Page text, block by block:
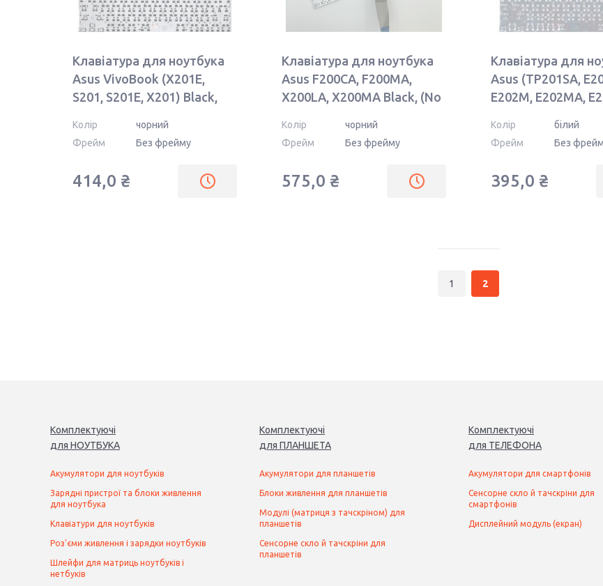
Клавіатура для ноутбука
Asus VivoBook (X201E,
S201, S201E, X201) Black,
Колір
чорний
Фрейм
Без фрейму
414,0 ₴
Клавіатура для ноутбука
Asus F200CA, F200MA,
X200LA, X200MA Black, (No
(горизонтальний ентер)
Колір
чорний
Фрейм
Без фрейму
575,0 ₴
Клавіатура для
Asus (TP201SA,
E202M, E202MA,
Колір
білий
Фрейм
Без
395,0 ₴
1 2
Комплектуючі
для НОУТБУКА
Акумулятори для ноутбуків
Зарядні пристрої та блоки живлення
для ноутбука
Клавіатури для ноутбуків
Роз'єми живлення і зарядки ноутбуків
Шлейфи для матриць ноутбуків і
нетбуків
Комплектуючі
для ПЛАНШЕТА
Акумулятори для планшетів
Блоки живлення для планшетів
Модулі (матриця з тачскріном) для
планшетів
Сенсорне скло й тачскріни для
планшетів
Комплектуючі
для ТЕЛЕФОНА
Акумулятори для смартфонів
Сенсорне скло й тачскріни для
смартфонів
Дисплейний модуль (екран)